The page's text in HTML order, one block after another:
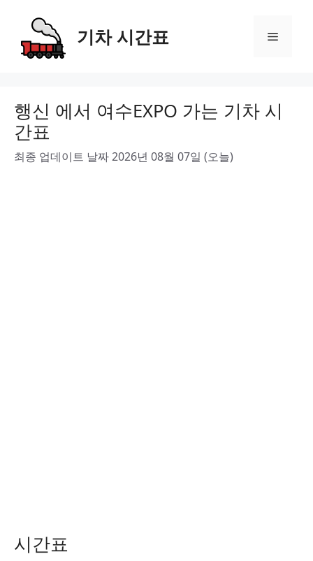
content
기차 시간표 Menu
행신 에서 여수EXPO 가는 기차 시
간표
최종 업데이트 날짜 2026년 08월 07일 (오늘)
시간표